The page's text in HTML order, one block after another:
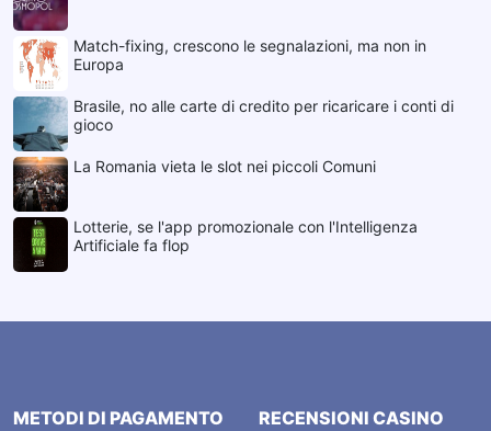
Match-fixing, crescono le segnalazioni, ma non in
Europa
Brasile, no alle carte di credito per ricaricare i conti di
gioco
La Romania vieta le slot nei piccoli Comuni
Lotterie, se l'app promozionale con l'Intelligenza
Artificiale fa flop
METODI DI PAGAMENTO RECENSIONI CASINO